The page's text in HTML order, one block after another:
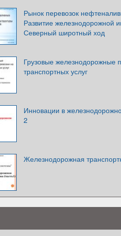
Рынок перевозок
Развитие железнодорожной
Северный широтный ход
Грузовые железнодорожные
транспортных услуг
Инновации в
2
Железнодорожная